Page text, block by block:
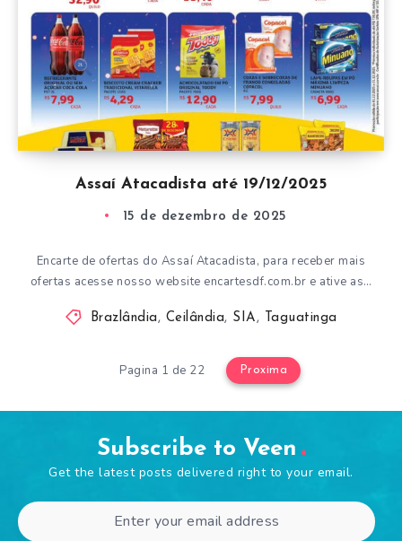
Assaí Atacadista até 19/12/2025
15 de dezembro de 2025
Encarte de ofertas do Assaí Atacadista, para receber mais
ofertas acesse nosso website encartesdf.com.br e ative as…
Brazlândia , Ceilândia, SIA , Taguatinga
Pagina 1 de 22 Proxima
Subscribe to Veen
Get the latest posts delivered right to your email.